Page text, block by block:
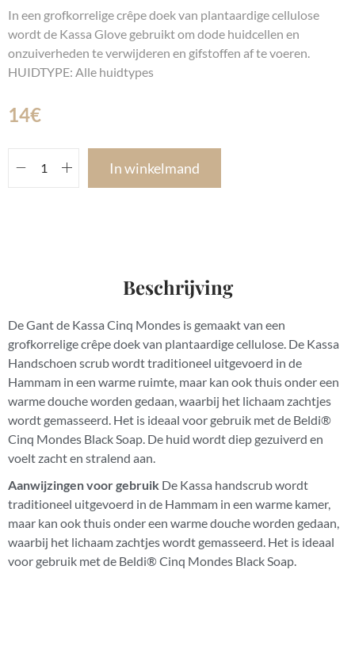
In een grofkorrelige crêpe doek van plantaardige cellulose
wordt de Kassa Glove gebruikt om dode huidcellen en
onzuiverheden te verwijderen en gifstoffen af te voeren.
HUIDTYPE: Alle huidtypes
14€
In winkelmand
Beschrijving
De Gant de Kassa Cinq Mondes is gemaakt van een
grofkorrelige crêpe doek van plantaardige cellulose. De Kassa
Handschoen scrub wordt traditioneel uitgevoerd in de
Hammam in een warme ruimte, maar kan ook thuis onder een
warme douche worden gedaan, waarbij het lichaam zachtjes
wordt gemasseerd. Het is ideaal voor gebruik met de Beldi®
Cinq Mondes Black Soap. De huid wordt diep gezuiverd en
voelt zacht en stralend aan.
Aanwijzingen voor gebruik De Kassa handscrub wordt
traditioneel uitgevoerd in de Hammam in een warme kamer,
maar kan ook thuis onder een warme douche worden gedaan,
waarbij het lichaam zachtjes wordt gemasseerd. Het is ideaal
voor gebruik met de Beldi® Cinq Mondes Black Soap.